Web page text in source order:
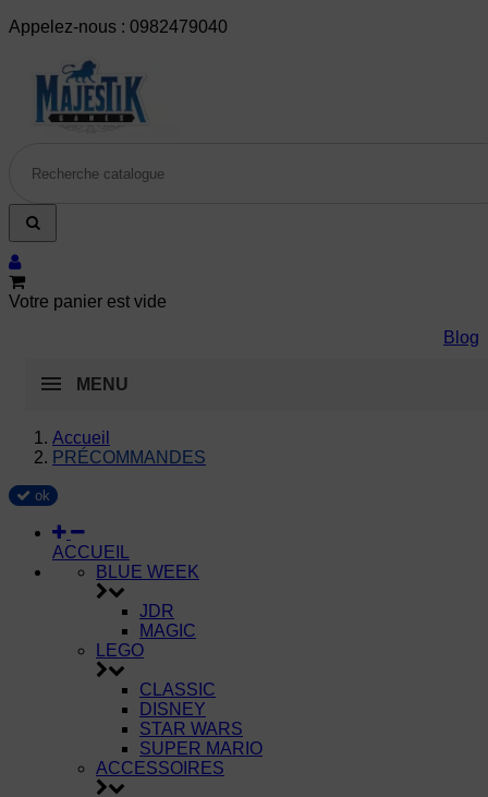
Appelez-nous : 0982479040
Votre panier est vide
Blog
MENU
Accueil
PRÉCOMMANDES
ok
ACCUEIL
BLUE WEEK
JDR
MAGIC
LEGO
CLASSIC
DISNEY
STAR WARS
SUPER MARIO
ACCESSOIRES